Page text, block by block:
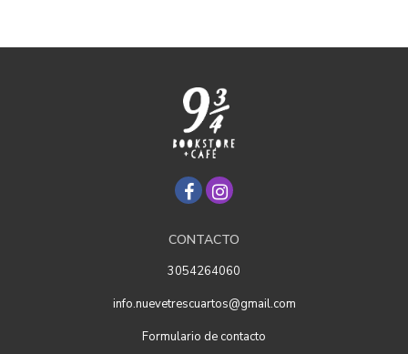
CONTACTO
3054264060
info.nuevetrescuartos@gmail.com
Formulario de contacto